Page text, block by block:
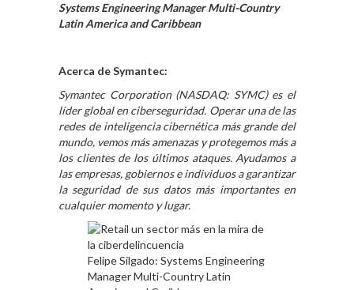
Systems Engineering Manager Multi-Country
Latin America and Caribbean
Acerca de Symantec:
Symantec Corporation (NASDAQ: SYMC) es el
líder global en ciberseguridad. Operar una de las
redes de inteligencia cibernética más grande del
mundo, vemos más amenazas y protegemos más a
los clientes de los últimos ataques. Ayudamos a
las empresas, gobiernos e individuos a garantizar
la seguridad de sus datos más importantes en
cualquier momento y lugar.
Felipe Silgado: Systems Engineering
Manager Multi-Country Latin